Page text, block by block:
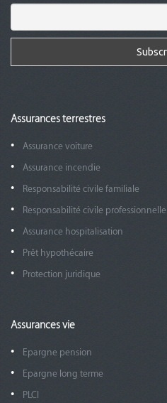
Assurances terrestres
Assurance voiture
Assurance incendie
Responsabilité civile familiale
Responsabilité civile professionnelle
Assurance hospitalisation
Prêt hypothécaire
Protection juridique
Assurances vie
Epargne pension
Epargne long terme
PLCI